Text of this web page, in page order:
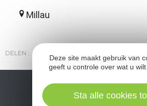
Millau
DELEN :
Deze site maakt gebruik van
geeft u controle over wat u
Sta alle cookies